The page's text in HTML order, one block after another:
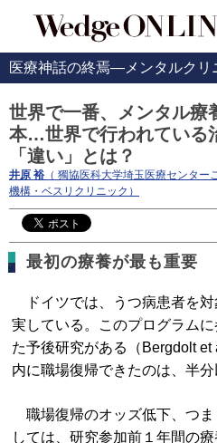
医療神話の終焉―メンタルクリ
世界で一番、メンタル療
本…世界で行われている
「違い」とは？
井原 裕 （ 獨協医科大学埼玉医療センタ
機構・ベスリクリニック）
最初の療養が最も重要
ドイツでは、うつ病患者を
実している。このプログラム
た予後研究がある（Bergdolt
内に職場復帰できたのは、半分
職場復帰のオッズ低下、つま
しては、研究参加前１年間の